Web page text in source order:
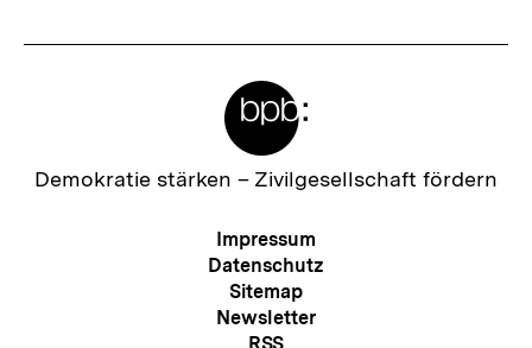
Zur
Demokratie stärken – Zivilgesellschaft fördern
Meta-
Navigation
Impressum
Datenschutz
Sitemap
Newsletter
RSS